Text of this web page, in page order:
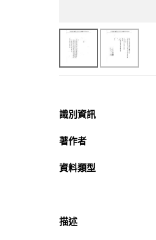
識別資訊
著作者
資料類型
描述